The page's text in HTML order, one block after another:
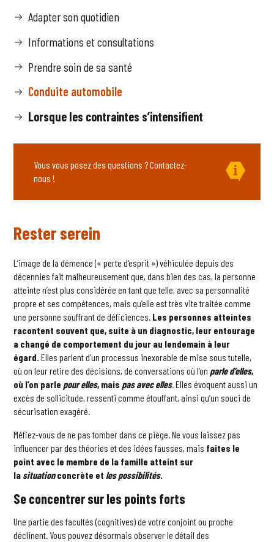
Adapter son quotidien
Informations et consultations
Prendre soin de sa santé
Conduite automobile
Lorsque les contraintes s’intensifient
Vous vous posez des questions ? Contactez-
nous !
Rester serein
L’image de la démence (« perte d’esprit ») véhiculée depuis des
décennies fait malheureusement que, dans bien des cas, la personne
atteinte n’est plus considérée en tant que telle, avec sa personnalité
propre et ses compétences, mais qu’elle est très vite traitée comme
une personne souffrant de déficiences. Les personnes atteintes
racontent souvent que, suite à un diagnostic, leur entourage
a changé de comportement du jour au lendemain à leur
égard. Elles parlent d’un processus inexorable de mise sous tutelle,
où on leur retire des décisions, de conversations où l’on parle d’elles,
où l’on parle pour elles, mais pas avec elles.Elles évoquent aussi un
excès de sollicitude, ressenti comme étouffant, ainsi qu’un souci de
sécurisation exagéré.
Méfiez-vous de ne pas tomber dans ce piège. Ne vous laissez pas
influencer par des théories et des idées fausses, mais faites le
point avec le membre de la famille atteint sur
la situationconcrète et les possibilités.
Se concentrer sur les points forts
Une partie des facultés (cognitives) de votre conjoint ou proche
déclinent. Vous pouvez désormais observer le détail des